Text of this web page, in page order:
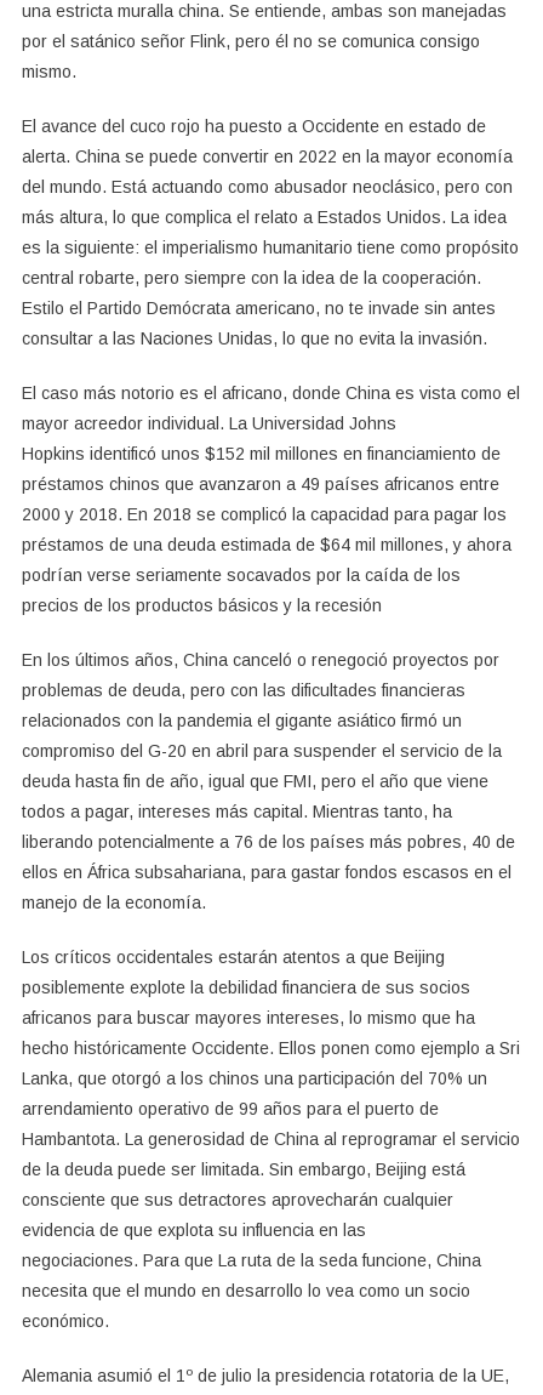
una estricta muralla china. Se entiende, ambas son manejadas
por el satánico señor Flink, pero él no se comunica consigo
mismo.
El avance del cuco rojo ha puesto a Occidente en estado de
alerta. China se puede convertir en 2022 en la mayor economía
del mundo. Está actuando como abusador neoclásico, pero con
más altura, lo que complica el relato a Estados Unidos. La idea
es la siguiente: el imperialismo humanitario tiene como propósito
central robarte, pero siempre con la idea de la cooperación.
Estilo el Partido Demócrata americano, no te invade sin antes
consultar a las Naciones Unidas, lo que no evita la invasión.
El caso más notorio es el africano, donde China es vista como el
mayor acreedor individual. La Universidad Johns
Hopkins identificó unos $152 mil millones en financiamiento de
préstamos chinos que avanzaron a 49 países africanos entre
2000 y 2018. En 2018 se complicó la capacidad para pagar los
préstamos de una deuda estimada de $64 mil millones, y ahora
podrían verse seriamente socavados por la caída de los
precios de los productos básicos y la recesión
En los últimos años, China canceló o renegoció proyectos por
problemas de deuda, pero con las dificultades financieras
relacionados con la pandemia el gigante asiático firmó un
compromiso del G-20 en abril para suspender el servicio de la
deuda hasta fin de año, igual que FMI, pero el año que viene
todos a pagar, intereses más capital. Mientras tanto, ha
liberando potencialmente a 76 de los países más pobres, 40 de
ellos en África subsahariana, para gastar fondos escasos en el
manejo de la economía.
Los críticos occidentales estarán atentos a que Beijing
posiblemente explote la debilidad financiera de sus socios
africanos para buscar mayores intereses, lo mismo que ha
hecho históricamente Occidente. Ellos ponen como ejemplo a Sri
Lanka, que otorgó a los chinos una participación del 70% un
arrendamiento operativo de 99 años para el puerto de
Hambantota. La generosidad de China al reprogramar el servicio
de la deuda puede ser limitada. Sin embargo, Beijing está
consciente que sus detractores aprovecharán cualquier
evidencia de que explota su influencia en las
negociaciones. Para que La ruta de la seda funcione, China
necesita que el mundo en desarrollo lo vea como un socio
económico.
Alemania asumió el 1º de julio la presidencia rotatoria de la UE,